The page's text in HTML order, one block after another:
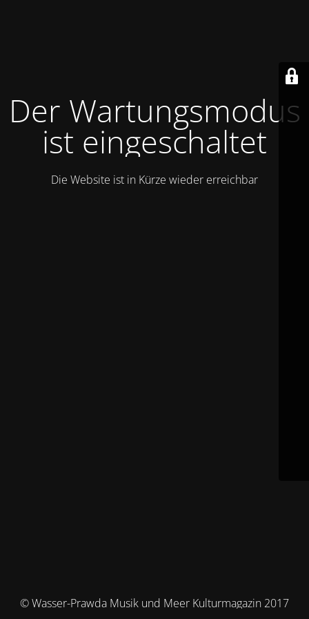
Der Wartungsmodus
ist eingeschaltet
Die Website ist in Kürze wieder erreichbar
© Wasser-Prawda Musik und Meer Kulturmagazin 2017